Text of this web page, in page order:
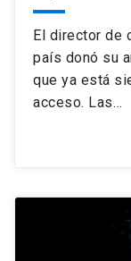
El director de
país donó su
que ya está
acceso. Las…